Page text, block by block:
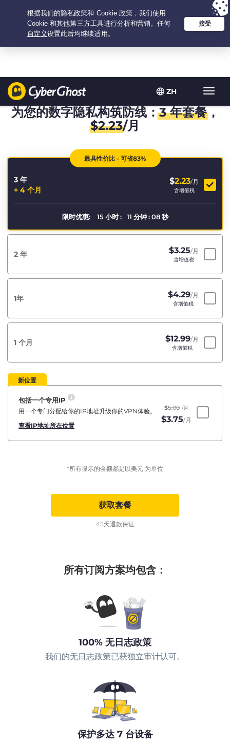
ZH
Your choice:The Best Dealfor 3.3333333333333-years at $2.23
/month
为您的数字隐私构筑防线：3 年套餐，
$2.23/月
最具性价比 - 可省83%
3 年
+ 4 个月
$2.23/月
含增值税
限时优惠: 15 小时 : 11 分钟 : 08 秒
2 年 $3.25/月
含增值税
1年 $4.29/月
含增值税
1 个月 $12.99/月
含增值税
新位置
包括一个专用IP
用一个专门分配给你的IP地址升级你的VPN体验。
查看IP地址所在位置
$5.00 /月
$3.75/月
*所有显示的金额都是以美元 为单位
获取套餐
45天退款保证
所有订阅方案均包含：
100% 无日志政策
我们的无日志政策已获独立审计认可。
保护多达 7 台设备